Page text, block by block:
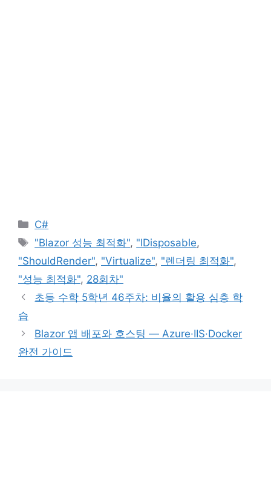
카
테
리
C#
태
그
"Blazor 성능 최적화", "IDisposable,
"ShouldRender", "Virtualize", "렌더링 최적화",
"성능 최적화", 28회차"
초등 수학 5학년 46주차: 비율의 활용 심층 학
습
Blazor 앱 배포와 호스팅 — Azure·IIS·Docker
완전 가이드